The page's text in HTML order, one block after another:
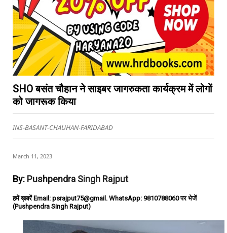
SHO बसंत चौहान ने साइबर जागरुकता कार्यक्रम में लोगों
को जागरूक किया
INS-BASANT-CHAUHAN-FARIDABAD
March 11, 2023
By: Pushpendra Singh Rajput
हमें ख़बरें Email: psrajput75@gmail. WhatsApp: 9810788060 पर भेजें
(Pushpendra Singh Rajput)